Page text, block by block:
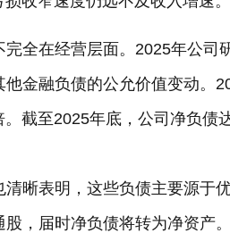
完全在经营层面。2025年公
他金融负债的公允价值变动。
截至2025年底，公司净负债
清晰表明，这些负债主要源于
股，届时净负债将转为净资产